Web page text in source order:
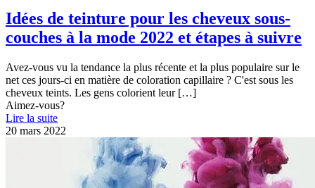
Idées de teinture pour les cheveux sous-
couches à la mode 2022 et étapes à suivre
Avez-vous vu la tendance la plus récente et la plus populaire sur le
net ces jours-ci en matière de coloration capillaire ? C'est sous les
cheveux teints. Les gens colorient leur[…]
Aimez-vous?
Lire la suite
20 mars 2022